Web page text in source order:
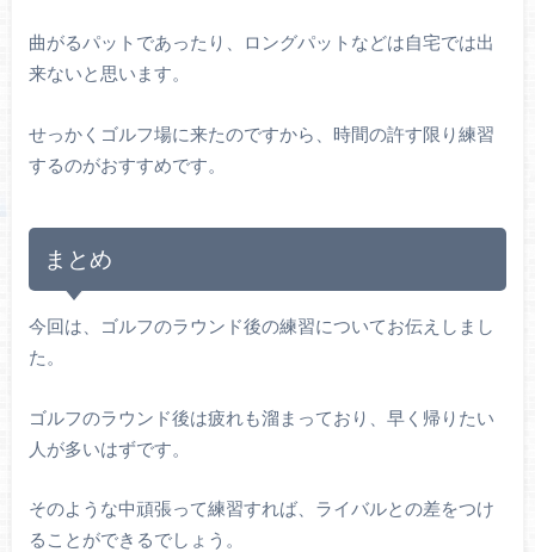
曲がるパットであったり、ロングパットなどは自宅では出
来ないと思います。
せっかくゴルフ場に来たのですから、時間の許す限り練習
するのがおすすめです。
まとめ
今回は、ゴルフのラウンド後の練習についてお伝えしまし
た。
ゴルフのラウンド後は疲れも溜まっており、早く帰りたい
人が多いはずです。
そのような中頑張って練習すれば、ライバルとの差をつけ
ることができるでしょう。